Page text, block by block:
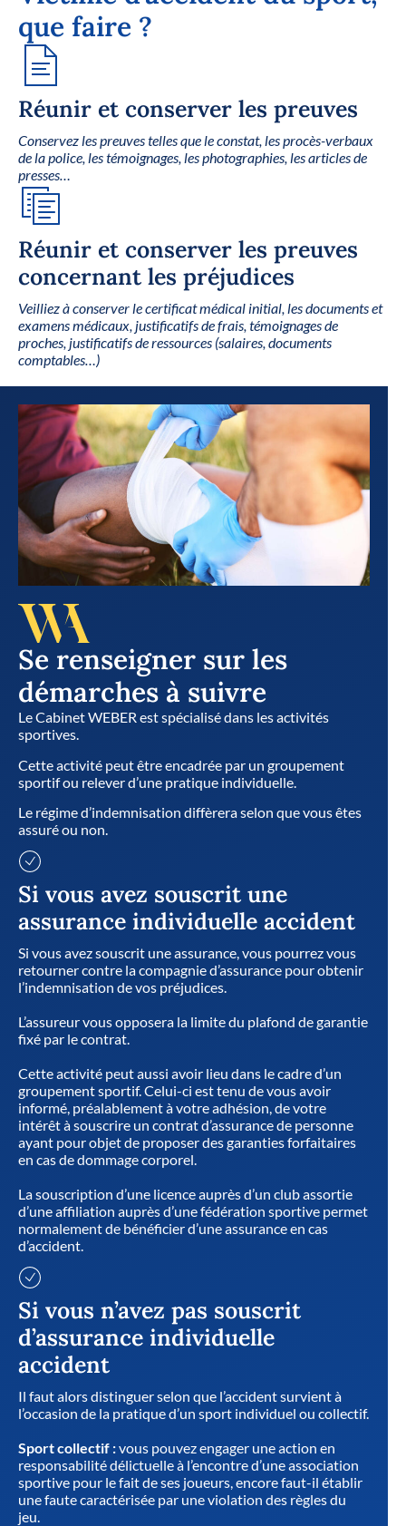
que faire ?
Réunir et conserver les preuves
Conservez les preuves telles que le constat, les procès-verbaux
de la police, les témoignages, les photographies, les articles de
presses…
Réunir et conserver les preuves
concernant les préjudices
Veilliez à conserver le certificat médical initial, les documents et
examens médicaux, justificatifs de frais, témoignages de
proches, justificatifs de ressources (salaires, documents
comptables…)
Se renseigner sur les
démarches à suivre
Le Cabinet WEBER est spécialisé dans les activités
sportives.
Cette activité peut être encadrée par un groupement
sportif ou relever d’une pratique individuelle.
Le régime d’indemnisation diffèrera selon que vous êtes
assuré ou non.
Si vous avez souscrit une
assurance individuelle accident
Si vous avez souscrit une assurance, vous pourrez vous
retourner contre la compagnie d’assurance pour obtenir
l’indemnisation de vos préjudices.
L’assureur vous opposera la limite du plafond de garantie
fixé par le contrat.
Cette activité peut aussi avoir lieu dans le cadre d’un
groupement sportif. Celui-ci est tenu de vous avoir
informé, préalablement à votre adhésion, de votre
intérêt à souscrire un contrat d’assurance de personne
ayant pour objet de proposer des garanties forfaitaires
en cas de dommage corporel.
La souscription d’une licence auprès d’un club assortie
d’une affiliation auprès d’une fédération sportive permet
normalement de bénéficier d’une assurance en cas
d’accident.
Si vous n’avez pas souscrit
d’assurance individuelle
accident
Il faut alors distinguer selon que l’accident survient à
l’occasion de la pratique d’un sport individuel ou collectif.
Sport collectif :vous pouvez engager une action en
responsabilité délictuelle à l’encontre d’une association
sportive pour le fait de ses joueurs, encore faut-il établir
une faute caractérisée par une violation des règles du
jeu.